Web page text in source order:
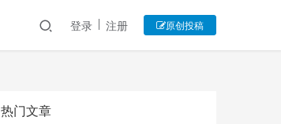
登录 注册 原创投稿
热门文章